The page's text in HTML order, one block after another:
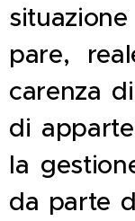
pare,
carenza
di
la
da parte